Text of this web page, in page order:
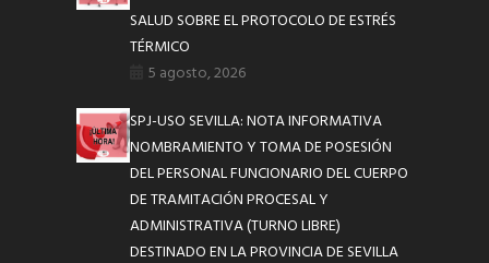
SALUD SOBRE EL PROTOCOLO DE ESTRÉS
TÉRMICO
5 agosto, 2026
SPJ-USO SEVILLA: NOTA INFORMATIVA
NOMBRAMIENTO Y TOMA DE POSESIÓN
DEL PERSONAL FUNCIONARIO DEL CUERPO
DE TRAMITACIÓN PROCESAL Y
ADMINISTRATIVA (TURNO LIBRE)
DESTINADO EN LA PROVINCIA DE SEVILLA